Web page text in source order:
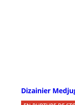
Dizainier